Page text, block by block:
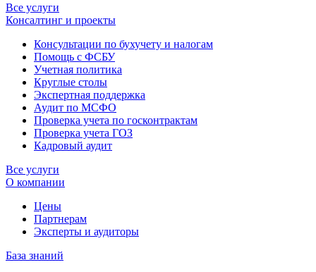
Все услуги
Консалтинг и проекты
Консультации по бухучету и налогам
Помощь с ФСБУ
Учетная политика
Круглые столы
Экспертная поддержка
Аудит по МСФО
Проверка учета по госконтрактам
Проверка учета ГОЗ
Кадровый аудит
Все услуги
О компании
Цены
Партнерам
Эксперты и аудиторы
База знаний